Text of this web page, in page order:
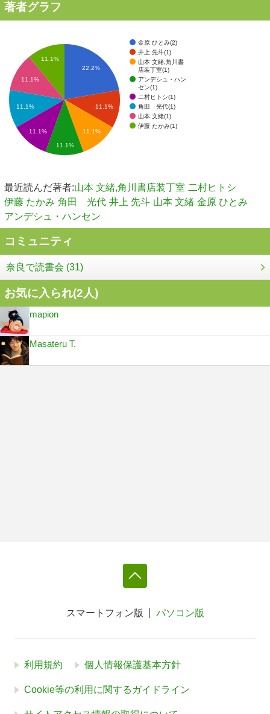
著者グラフ
金原 ひとみ(2)
井上 先斗(1)
山本 文緒,角川書
店装丁室(1)
アンデシュ・ハン
セン(1)
二村ヒトシ(1)
角田 光代(1)
山本 文緒(1)
伊藤 たかみ(1)
22.2%
11.1%
11.1%
11.1%
11.1%
11.1%
11.1%
11.1%
最近読んだ著者:山本 文緒,角川書店装丁室 二村ヒトシ
伊藤 たかみ 角田 光代 井上 先斗 山本 文緒 金原 ひとみ
アンデシュ・ハンセン
コミュニティ
奈良で読書会 (31)
お気に入られ(2人)
mapion
Masateru T.
スマートフォン版 パソコン版
利用規約 個人情報保護基本方針
Cookie等の利用に関するガイドライン